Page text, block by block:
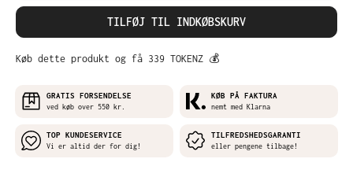
TILFØJ TIL INDKØBSKURV
Køb dette produkt og få 339 TOKENZ 💰
GRATIS FORSENDELSE
ved køb over 550 kr.
KØB PÅ FAKTURA
nemt med Klarna
TOP KUNDESERVICE
Vi er altid der for dig!
TILFREDSHEDSGARANTI
eller pengene tilbage!